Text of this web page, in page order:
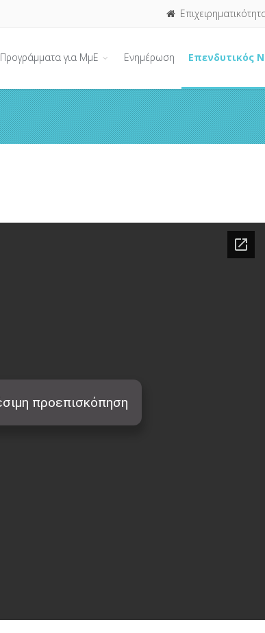
Προγράμματα για ΜμΕ Ενημέρωση Επενδυτικός